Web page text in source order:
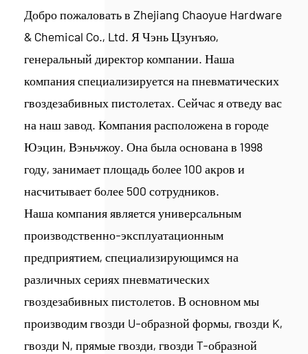
Добро пожаловать в Zhejiang Chaoyue Hardware
& Chemical Co., Ltd. Я Чэнь Цзунъяо,
генеральный директор компании. Наша
компания специализируется на пневматических
гвоздезабивных пистолетах. Сейчас я отведу вас
на наш завод. Компания расположена в городе
Юэцин, Вэньчжоу. Она была основана в 1998
году, занимает площадь более 100 акров и
насчитывает более 500 сотрудников.
Наша компания является универсальным
производственно-эксплуатационным
предприятием, специализирующимся на
различных сериях пневматических
гвоздезабивных пистолетов. В основном мы
производим гвозди U-образной формы, гвозди K,
гвозди N, прямые гвозди, гвозди T-образной